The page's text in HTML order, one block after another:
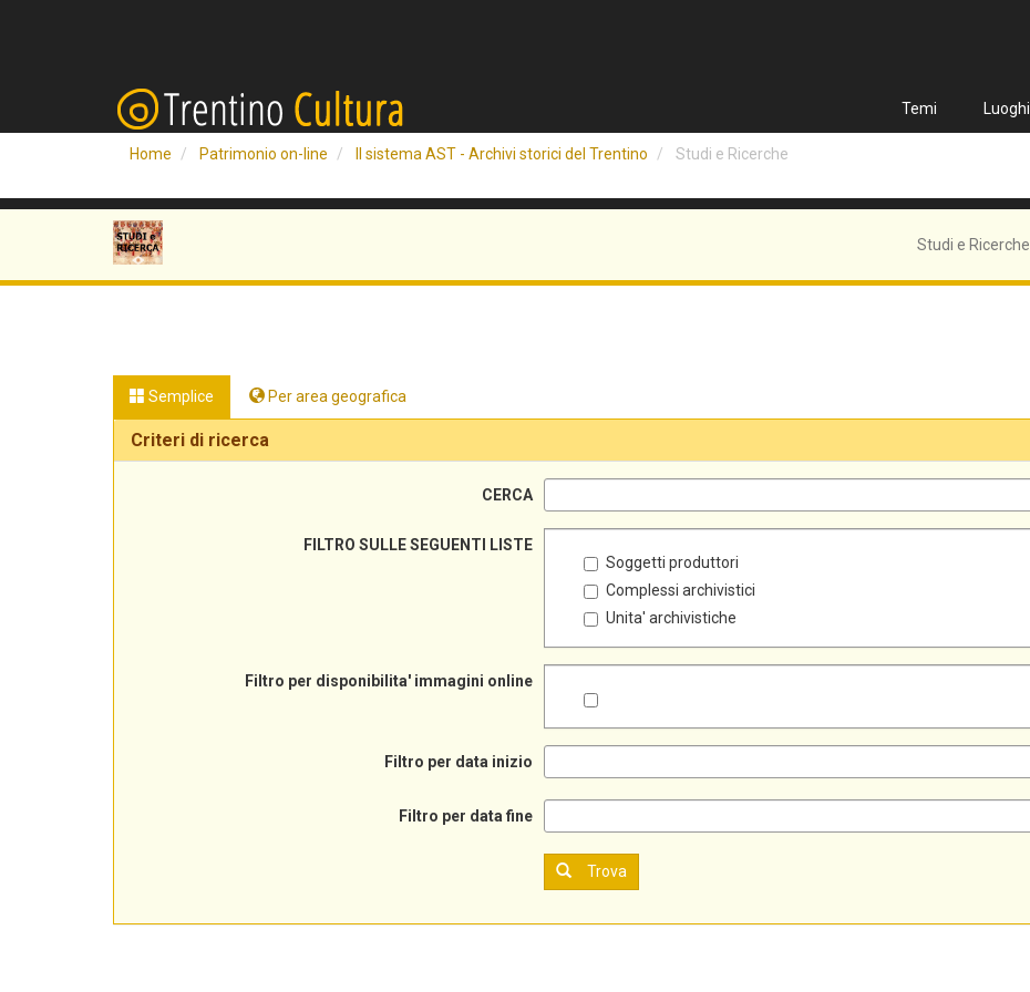
Temi Luoghi
Home Patrimonio on-line Il sistema AST - Archivi storici del Trentino Studi e Ricerche
Studi e Ricerche
Semplice Per area geografica
Criteri di ricerca
CERCA
FILTRO SULLE SEGUENTI LISTE
Soggetti produttori
Complessi archivistici
Unita' archivistiche
Filtro per disponibilita' immagini online
Filtro per data inizio
Filtro per data fine
Trova